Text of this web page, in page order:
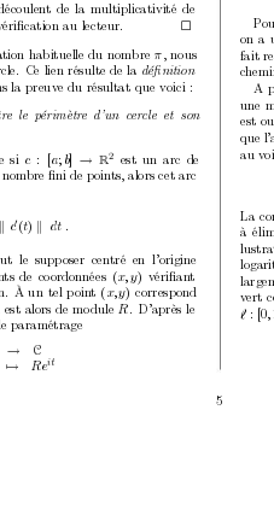
t de la multiplicativité de
au lecteur.
habituelle du nombre π
, nous
Ce lien résulte de la déﬁnition
la preuve du résultat que voici :
e le périmètre d’un cercle et son
si c : [ a; b] → R2 est un arc de
bre ﬁni de points, alors cet arc
c0 (t) dt .
le supposer centré en l’origine
ts de coordonnées (x, y) vériﬁant
À un tel point (x, y) correspond
est alors de module R
D’après le
le paramétrage
→ C
7→ Reit
P
on a
fait
c
A
une
est
que
au v
La
à
vert
` : [0,
5